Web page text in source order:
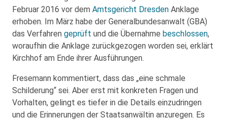
Februar 2016 vor dem Amtsgericht Dresden Anklage
erhoben. Im März habe der Generalbundesanwalt (GBA)
das Verfahren geprüft und die Übernahme beschlossen,
woraufhin die Anklage zurückgezogen worden sei, erklärt
Kirchhof am Ende ihrer Ausführungen.
Fresemann kommentiert, dass das „eine schmale
Schilderung“ sei. Aber erst mit konkreten Fragen und
Vorhalten, gelingt es tiefer in die Details einzudringen
und die Erinnerungen der Staatsanwältin anzuregen. Es